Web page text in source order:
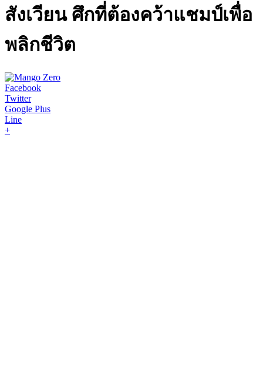
สังเวียน ศึกที่ต้องคว้าแชมป์เพื่อ
พลิกชีวิต
Facebook
Twitter
Google Plus
Line
+